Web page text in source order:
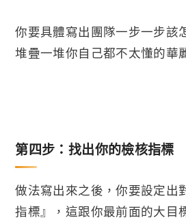
你要具體寫出團隊一步一步該
堆疊一堆你自己都不太懂的華
第四步：找出你的檢核指標
做法寫出來之後，你要設定出
指標』，這跟你最前面的大目